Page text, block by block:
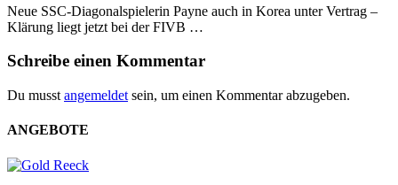
Neue SSC-Diagonalspielerin Payne auch in Korea unter Vertrag –
Klärung liegt jetzt bei der FIVB …
Schreibe einen Kommentar
Du musst angemeldet sein, um einen Kommentar abzugeben.
ANGEBOTE